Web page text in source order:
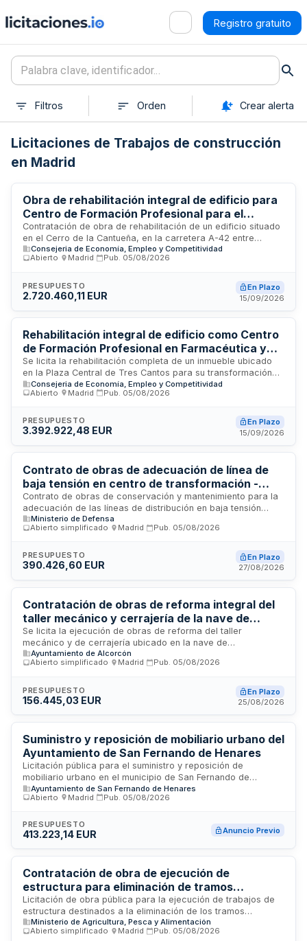
Registro gratuito
Filtros Orden Crear alerta
Licitaciones de Trabajos de construcción
en Madrid
Obra de rehabilitación integral de edificio para
Centro de Formación Profesional para el
Empleo en Fuenlabrada
Contratación de obra de rehabilitación de un edificio situado
en el Cerro de la Cantueña, en la carretera A-42 entre
Madrid y Toledo, destinado a funcionar como Centro de
Formación Profesional para el Empleo. El proyecto contempla
modificaciones estructurales en zonas de talleres según las
especialidades formativas a implantar, así como el
tratamiento de residuos y gestión energética durante la
ejecución.
Consejeria de Economía, Empleo y Competitividad
Abierto
Madrid Pub. 05/08/2026
PRESUPUESTO
2.720.460,11 EUR
En Plazo
15/09/2026
Rehabilitación integral de edificio como Centro
de Formación Profesional en Farmacéutica y
Biotecnología en Tres Cantos, Madrid
Se licita la rehabilitación completa de un inmueble ubicado
en la Plaza Central de Tres Cantos para su transformación
en Centro de Formación Profesional especializado en
Farmacéutica y Biotecnología. Las obras incluyen reforma
de climatización y tratamiento del aire, así como adecuación
integral del edificio para su nuevo uso educativo y
rehabilitación de edificios con ejecución coordinada de obra
civil e instalaciones complejas.
Consejeria de Economía, Empleo y Competitividad
Abierto
Madrid Pub. 05/08/2026
PRESUPUESTO
3.392.922,48 EUR
En Plazo
15/09/2026
Contrato de obras de adecuación de línea de
baja tensión en centro de transformación -
Jefatura de Seguridad y Servicios de
Retamares
Contrato de obras de conservación y mantenimiento para la
adecuación de las líneas de distribución en baja tensión
comprendidas entre el cuadro general de baja tensión del
Centro de Transformación CT-4 y los cuadros generales de
convocada por la Jefatura de Seguridad y Servicios de
Retamares para la ejecución de trabajos definidos en el
administrativas a satisfacer. Los trabajos incluyen la
adecuación integral de la infraestructura eléctrica entre los
puntos de distribución señalados.
Ministerio de Defensa
Abierto simplificado
Madrid Pub. 05/08/2026
PRESUPUESTO
390.426,60 EUR
En Plazo
27/08/2026
Contratación de obras de reforma integral del
taller mecánico y cerrajería de la nave de
mantenimiento municipal
Se licita la ejecución de obras de reforma del taller
mecánico y de cerrajería ubicado en la nave de
mantenimiento municipal. El proyecto técnico, redactado por
arquitecto profesional colegiado, define los trabajos a
la correcta ejecución técnica de todas las fases. La
dirección facultativa de las obras corre a cargo del
bajo sistema de precio a tanto alzado conforme al
presupuesto detallado y mediciones establecidas en la
documentación técnica del proyecto.
Ayuntamiento de Alcorcón
Abierto simplificado
Madrid Pub. 05/08/2026
PRESUPUESTO
156.445,03 EUR
En Plazo
25/08/2026
Suministro y reposición de mobiliario urbano del
Ayuntamiento de San Fernando de Henares
Licitación pública para el suministro y reposición de
mobiliario urbano en el municipio de San Fernando de
Henares. La Junta de Gobierno Local del Ayuntamiento
contrata la provisión de elementos de mobiliario destinados
mantenimiento. El objeto comprende la adquisición de
diversos componentes de equipamiento urbano necesarios
municipal. La inversión presupuestada alcanza más de
cuatrocientos mil euros.
Ayuntamiento de San Fernando de Henares
Abierto
Madrid Pub. 05/08/2026
PRESUPUESTO
413.223,14 EUR Anuncio Previo
Contratación de obra de ejecución de
estructura para eliminación de tramos
inferiores de escalera exterior de evacuación
del Laboratorio Arbitral Agroalimentario de
Madrid
Licitación de obra pública para la ejecución de trabajos de
estructura destinados a la eliminación de los tramos
inferiores de la escalera exterior de evacuación del edificio
sur del Laboratorio Arbitral Agroalimentario de Madrid. El
Ministerio de Agricultura, Pesca y Alimentación
Abierto simplificado
Madrid Pub. 05/08/2026